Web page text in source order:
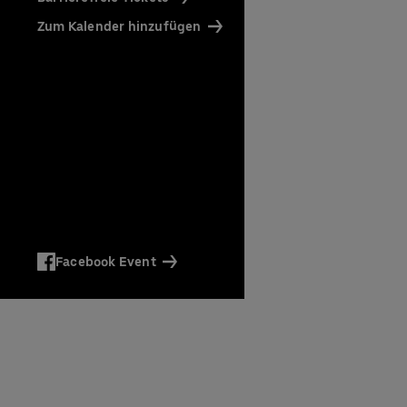
Zum Kalender hinzufügen
Facebook Event
und